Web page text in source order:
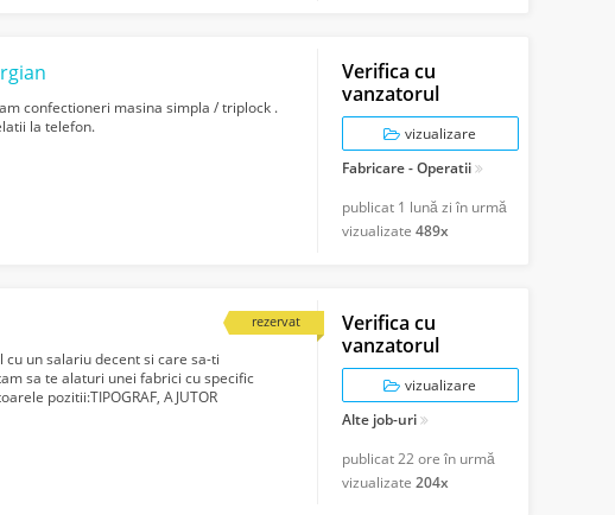
confectioneri masina simpla / triplock .
la telefon.
Verifica cu
vanzatorul
vizualizare
Fabricare - Operatii
publicat 1 lună zi în urmă
vizualizate 489x
rezervat
un salariu decent si care sa-ti
sa te alaturi unei fabrici cu specific
pozitii:TIPOGRAF, AJUTOR
Verifica cu
vanzatorul
vizualizare
Alte job-uri
publicat22 ore în urmă
vizualizate 204x